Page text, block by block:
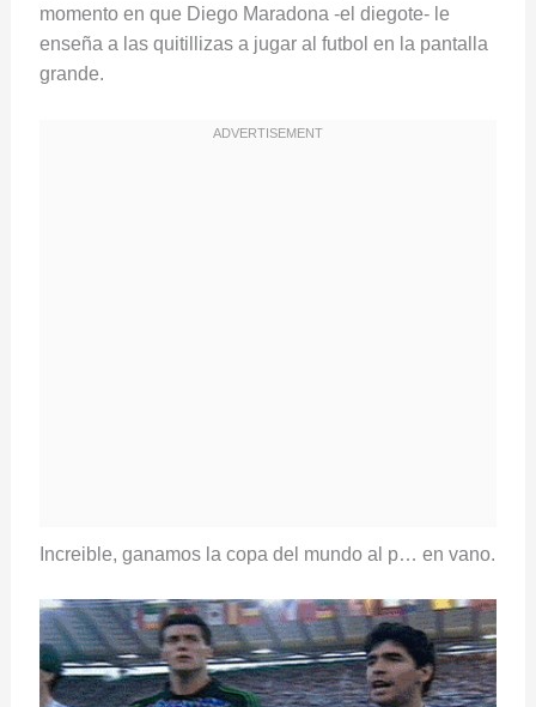
momento en que Diego Maradona -el diegote- le
enseña a las quitillizas a jugar al futbol en la pantalla
grande.
Increible, ganamos la copa del mundo al p… en vano.